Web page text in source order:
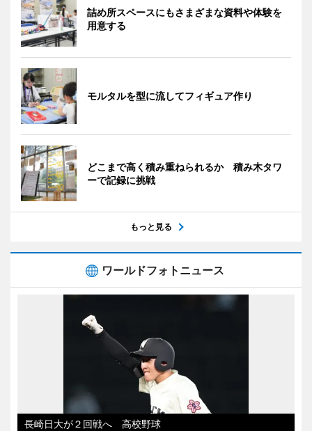
詰め所スペースにもさまざまな資料や体験を
用意する
モルタルを型に流してフィギュア作り
どこまで高く積み重ねられるか 積み木タワ
ーで記録に挑戦
もっと見る
ワールドフォトニュース
長崎日大が２回戦へ 高校野球